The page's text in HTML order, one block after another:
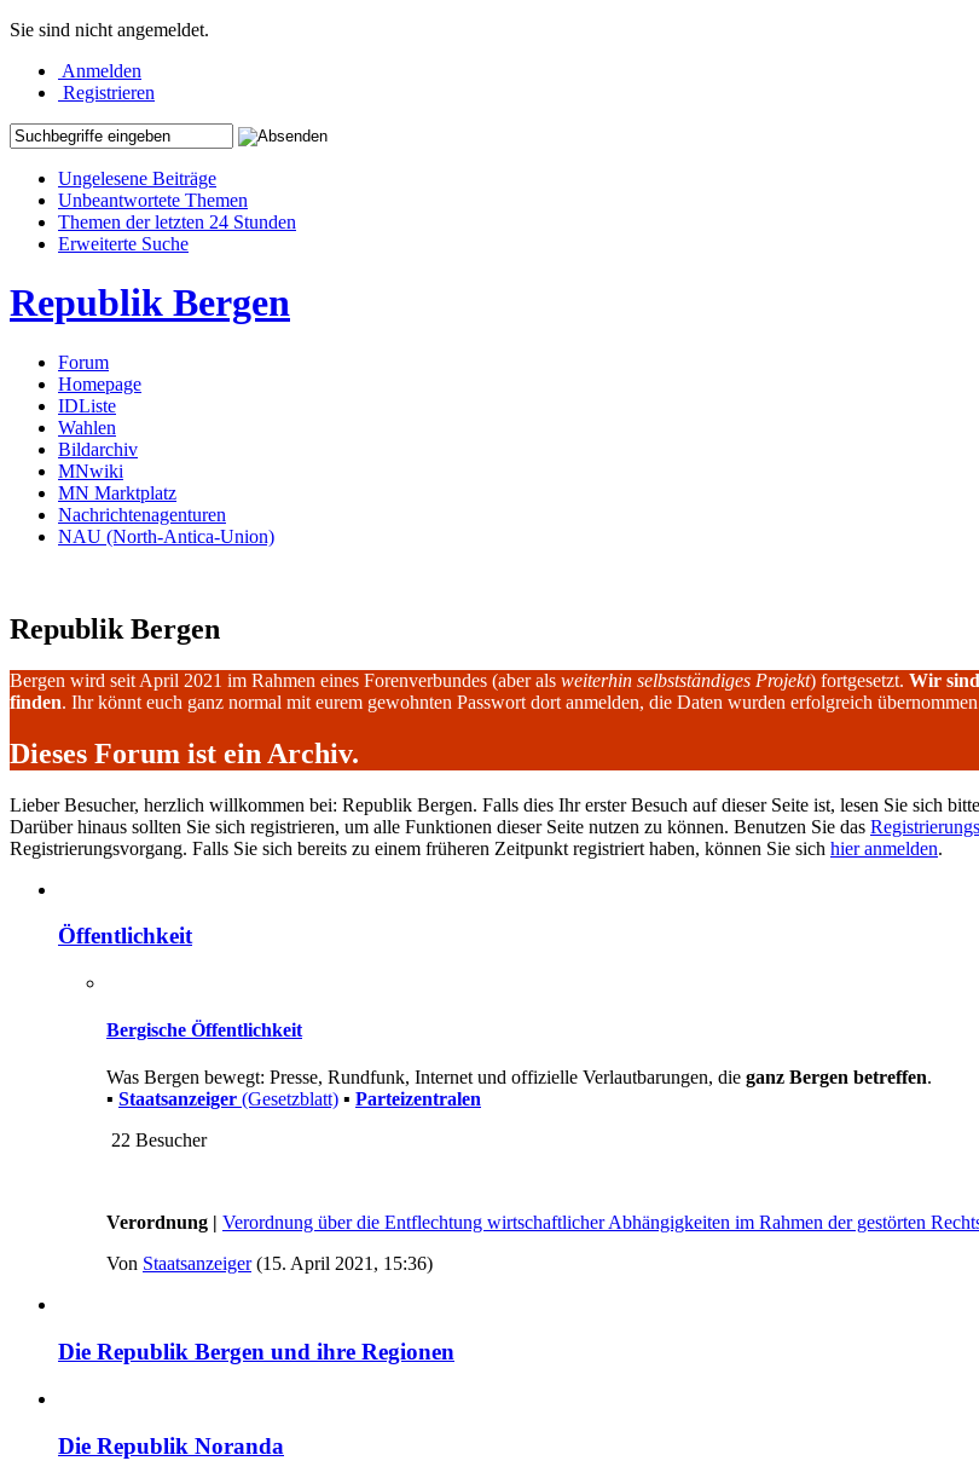
Sie sind nicht angemeldet.
Anmelden
Registrieren
Ungelesene Beiträge
Unbeantwortete Themen
Themen der letzten 24 Stunden
Erweiterte Suche
Republik Bergen
Forum
Homepage
IDListe
Wahlen
Bildarchiv
MNwiki
MN Marktplatz
Nachrichtenagenturen
NAU (North-Antica-Union)
Republik Bergen
Bergen wird seit April 2021 im Rahmen eines Forenverbundes (aber als weiterhin selbstständiges Projekt) fortgesetzt. Wir
finden. Ihr könnt euch ganz normal mit eurem gewohnten Passwort dort anmelden, die Daten wurden erfolgreich
Dieses Forum ist ein Archiv.
Lieber Besucher, herzlich willkommen bei: Republik Bergen. Falls dies Ihr erster Besuch auf dieser Seite ist, lesen Sie sich
Darüber hinaus sollten Sie sich registrieren, um alle Funktionen dieser Seite nutzen zu können. Benutzen Sie das
Registrierungsvorgang. Falls Sie sich bereits zu einem früheren Zeitpunkt registriert haben, können Sie sich hier anmelden.
Öffentlichkeit
Bergische Öffentlichkeit
Was Bergen bewegt: Presse, Rundfunk, Internet und offizielle Verlautbarungen, die ganz Bergen betreffen.
▪ Staatsanzeiger (Gesetzblatt) ▪ Parteizentralen
22 Besucher
Verordnung |
Verordnung über die Entflechtung wirtschaftlicher Abhängigkeiten im Rahmen der gestörten
Von Staatsanzeiger (15. April 2021, 15:36)
Die Republik Bergen und ihre Regionen
Die Republik Noranda